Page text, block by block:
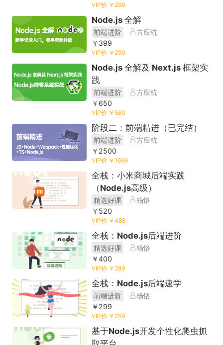
VIP价 ￥299
Node.js 全解
前端进阶
方应杭
￥399
VIP价 ￥299
Node.js 全解及 Next.js 框架实
践
前端进阶
方应杭
￥650
VIP价 ￥560
阶段二：前端精进（已完结）
前端进阶
方应杭
￥2500
VIP价 ￥1699
全栈：小米商城后端实践
（Node.js高级）
精选好课
杨恪
￥520
VIP价 ￥488
全栈：Node.js后端进阶
精选好课
杨恪
￥400
VIP价 ￥289
全栈：Node.js后端速学
前端进阶
杨恪
￥299
VIP价 ￥259
基于Node.js开发个性化爬虫抓